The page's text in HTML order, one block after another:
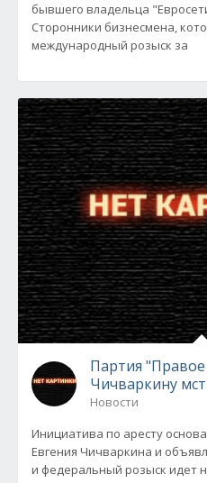
бывшего владельца
Сторонники бизнесмена,
международный розыск за
Партия
Чичваркину
Новости
Инициатива по аресту
Евгения Чичваркина и
и федеральный розыск идет